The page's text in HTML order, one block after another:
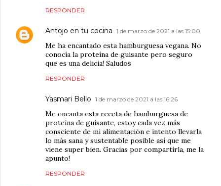
RESPONDER
Antojo en tu cocina 1 de marzo de 2021 a las 15:00
Me ha encantado esta hamburguesa vegana. No
conocía la proteína de guisante pero seguro
que es una delicia! Saludos
RESPONDER
Yasmari Bello 1 de marzo de 2021 a las 16:26
Me encanta esta receta de hamburguesa de
proteína de guisante, estoy cada vez más
consciente de mi alimentación e intento llevarla
lo más sana y sustentable posible así que me
viene super bien. Gracias por compartirla, me la
apunto!
RESPONDER